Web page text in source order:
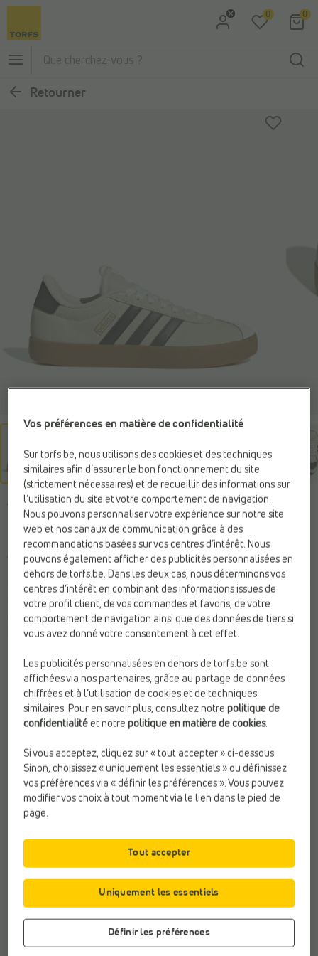
Aller au menu principal
0 0
Retourner
ADIDAS
Baskets beige
75,99 €
Couleur
Off White/Grey Six/
Gold Metallic
Vos préférences en matière de confidentialité
Sur torfs.be, nous utilisons des cookies et des techniques
similaires afin d’assurer le bon fonctionnement du site
(strictement nécessaires) et de recueillir des informations sur
l’utilisation du site et votre comportement de navigation.
Nous pouvons personnaliser votre expérience sur notre site
web et nos canaux de communication grâce à des
recommandations basées sur vos centres d’intérêt. Nous
pouvons également afficher des publicités personnalisées en
dehors de torfs.be. Dans les deux cas, nous déterminons vos
centres d’intérêt en combinant des informations issues de
votre profil client, de vos commandes et favoris, de votre
comportement de navigation ainsi que des données de tiers si
vous avez donné votre consentement à cet effet.
Les publicités personnalisées en dehors de torfs.be sont
affichées via nos partenaires, grâce au partage de données
chiffrées et à l’utilisation de cookies et de techniques
similaires. Pour en savoir plus, consultez notrepolitique de
confidentialité et notrepolitique en matière de cookies.
Si vous acceptez, cliquez sur « tout accepter » ci-dessous.
Sinon, choisissez « uniquement les essentiels » ou définissez
vos préférences via « définir les préférences ». Vous pouvez
modifier vos choix à tout moment via le lien dans le pied de
page.
Définir les préférences
Uniquement les essentiels
Tout accepter